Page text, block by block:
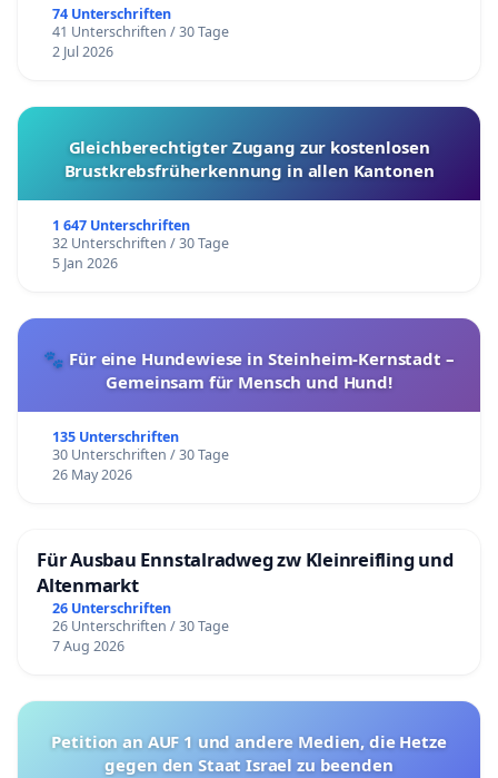
74 Unterschriften
41 Unterschriften / 30 Tage
2 Jul 2026
Gleichberechtigter Zugang zur kostenlosen
Brustkrebsfrüherkennung in allen Kantonen
1 647 Unterschriften
32 Unterschriften / 30 Tage
5 Jan 2026
🐾 Für eine Hundewiese in Steinheim-Kernstadt –
Gemeinsam für Mensch und Hund!
135 Unterschriften
30 Unterschriften / 30 Tage
26 May 2026
Für Ausbau Ennstalradweg zw Kleinreifling und
Altenmarkt
26 Unterschriften
26 Unterschriften / 30 Tage
7 Aug 2026
Petition an AUF 1 und andere Medien, die Hetze
gegen den Staat Israel zu beenden